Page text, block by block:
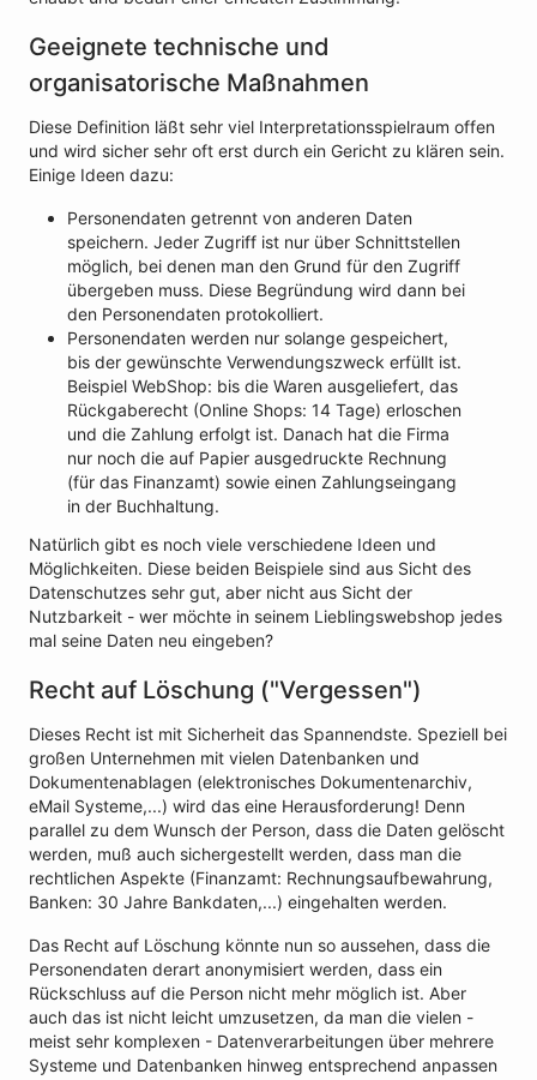
Geeignete technische und
organisatorische Maßnahmen
Diese Definition läßt sehr viel Interpretationsspielraum offen
und wird sicher sehr oft erst durch ein Gericht zu klären sein.
Einige Ideen dazu:
Personendaten getrennt von anderen Daten
speichern. Jeder Zugriff ist nur über Schnittstellen
möglich, bei denen man den Grund für den Zugriff
übergeben muss. Diese Begründung wird dann bei
den Personendaten protokolliert.
Personendaten werden nur solange gespeichert,
bis der gewünschte Verwendungszweck erfüllt ist.
Beispiel WebShop: bis die Waren ausgeliefert, das
Rückgaberecht (Online Shops: 14 Tage) erloschen
und die Zahlung erfolgt ist. Danach hat die Firma
nur noch die auf Papier ausgedruckte Rechnung
(für das Finanzamt) sowie einen Zahlungseingang
in der Buchhaltung.
Natürlich gibt es noch viele verschiedene Ideen und
Möglichkeiten. Diese beiden Beispiele sind aus Sicht des
Datenschutzes sehr gut, aber nicht aus Sicht der
Nutzbarkeit - wer möchte in seinem Lieblingswebshop jedes
mal seine Daten neu eingeben?
Recht auf Löschung ("Vergessen")
Dieses Recht ist mit Sicherheit das Spannendste. Speziell bei
großen Unternehmen mit vielen Datenbanken und
Dokumentenablagen (elektronisches Dokumentenarchiv,
eMail Systeme,...) wird das eine Herausforderung! Denn
parallel zu dem Wunsch der Person, dass die Daten gelöscht
werden, muß auch sichergestellt werden, dass man die
rechtlichen Aspekte (Finanzamt: Rechnungsaufbewahrung,
Banken: 30 Jahre Bankdaten,...) eingehalten werden.
Das Recht auf Löschung könnte nun so aussehen, dass die
Personendaten derart anonymisiert werden, dass ein
Rückschluss auf die Person nicht mehr möglich ist. Aber
auch das ist nicht leicht umzusetzen, da man die vielen -
meist sehr komplexen - Datenverarbeitungen über mehrere
Systeme und Datenbanken hinweg entsprechend anpassen